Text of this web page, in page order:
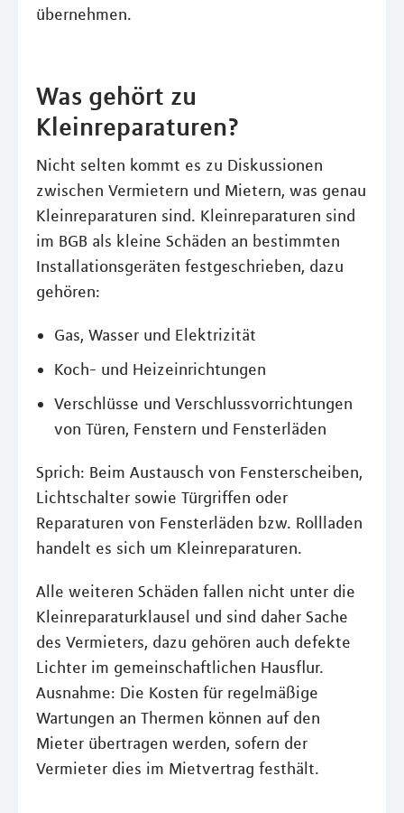
übernehmen.
Was gehört zu
Kleinreparaturen?
Nicht selten kommt es zu Diskussionen
zwischen Vermietern und Mietern, was genau
Kleinreparaturen sind. Kleinreparaturen sind
im BGB als kleine Schäden an bestimmten
Installationsgeräten festgeschrieben, dazu
gehören:
Gas, Wasser und Elektrizität
Koch- und Heizeinrichtungen
Verschlüsse und Verschlussvorrichtungen
von Türen, Fenstern und Fensterläden
Sprich: Beim Austausch von Fensterscheiben,
Lichtschalter sowie Türgriffen oder
Reparaturen von Fensterläden bzw. Rollladen
handelt es sich um Kleinreparaturen.
Alle weiteren Schäden fallen nicht unter die
Kleinreparaturklausel und sind daher Sache
des Vermieters, dazu gehören auch defekte
Lichter im gemeinschaftlichen Hausflur.
Ausnahme: Die Kosten für regelmäßige
Wartungen an Thermen können auf den
Mieter übertragen werden, sofern der
Vermieter dies im Mietvertrag festhält.